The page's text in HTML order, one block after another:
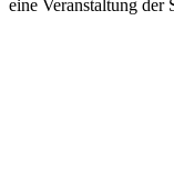
eine Veranstaltung der